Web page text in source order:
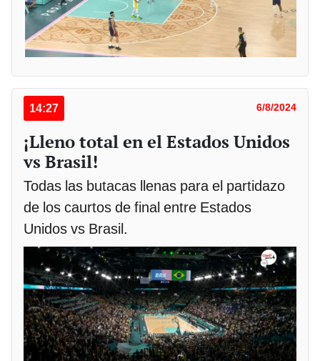
14:27 6/8/2024
¡Lleno total en el Estados Unidos
vs Brasil!
Todas las butacas llenas para el partidazo
de los caurtos de final entre Estados
Unidos vs Brasil.